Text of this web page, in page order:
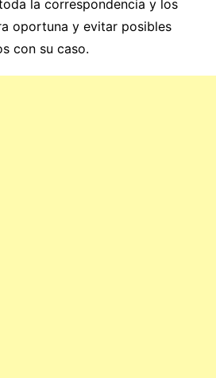
la correspondencia y los
oportuna y evitar posibles
con su caso.